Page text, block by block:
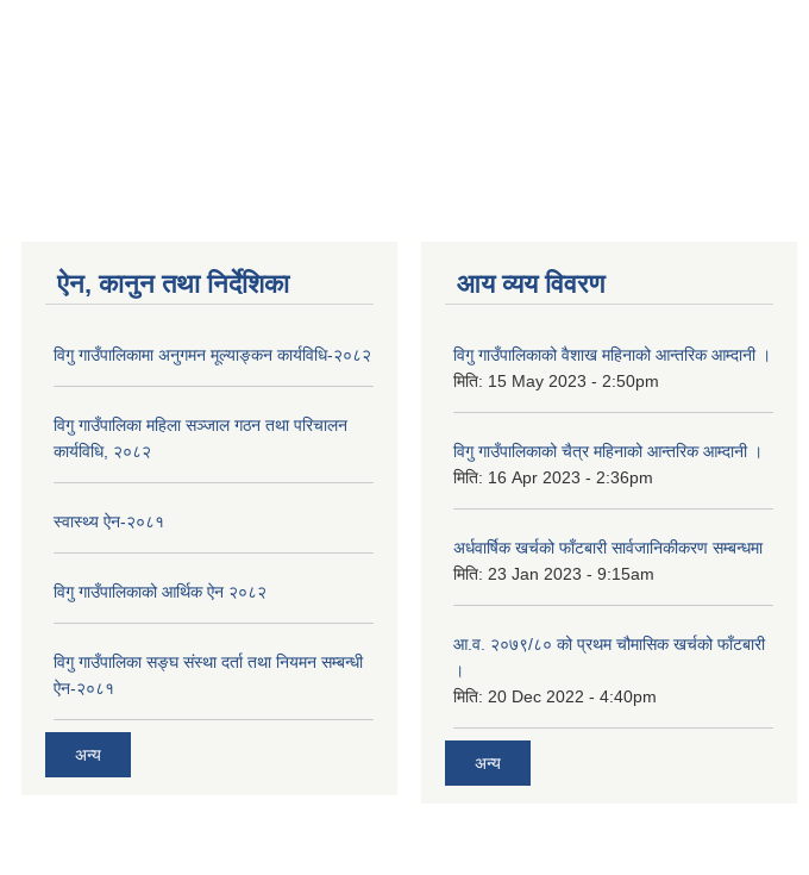
ऐन, कानुन तथा निर्देशिका
विगु गाउँपालिकामा अनुगमन मूल्याङ्कन कार्यविधि-२०८२
विगु गाउँपालिका महिला सञ्जाल गठन तथा परिचालन
कार्यविधि, २०८२
स्वास्थ्य ऐन-२०८१
विगु गाउँपालिकाको आर्थिक ऐन २०८२
विगु गाउँपालिका सङ्घ संस्था दर्ता तथा नियमन सम्बन्धी
ऐन-२०८१
अन्य
आय व्यय विवरण
विगु गाउँपालिकाको वैशाख महिनाको आन्तरिक आम्दानी ।
मिति: 15 May 2023 - 2:50pm
विगु गाउँपालिकाको चैत्र महिनाको आन्तरिक आम्दानी ।
मिति: 16 Apr 2023 - 2:36pm
अर्धवार्षिक खर्चको फाँटबारी सार्वजानिकीकरण सम्बन्धमा
मिति: 23 Jan 2023 - 9:15am
आ.व. २०७९/८० को प्रथम चौमासिक खर्चको फाँटबारी
।
मिति: 20 Dec 2022 - 4:40pm
अन्य